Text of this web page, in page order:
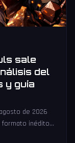
sale
del
y guía
de 2026
formato inédito